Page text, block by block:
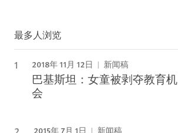
最多人浏览
2018年 11月 12日 新闻稿
巴基斯坦：女童被剥夺教育机
会
2015年 7月 1日 新闻稿